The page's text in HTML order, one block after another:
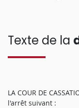
Texte de la
LA COUR DE
l'arrêt suivant :